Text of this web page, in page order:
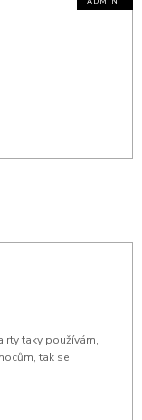
rty taky používám,
tak se